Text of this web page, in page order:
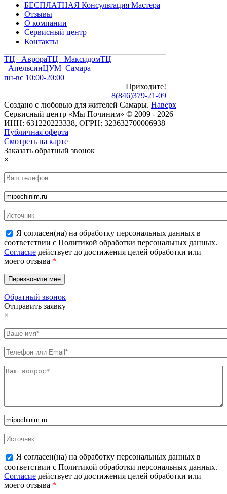
БЕСПЛАТНАЯ Консультация Мастера
Отзывы
О компании
Сервисный центр
Контакты
ТЦ АврораТЦ МаксидомТЦ
АпельсинЦУМ Самара
пн-вс 10:00-20:00
Приходите!
8(846)379-21-09
Создано с любовью для жителей Самары. Наверх
Сервисный центр «Мы Починим» © 2009 - 2026
ИНН: 631220223338, ОГРН: 323632700006938
Публичная оферта
Смотреть на карте
Заказать обратный звонок
×
Я согласен(на) на обработку персональных данных в
соответствии с Политикой обработки персональных данных.
Согласие действует до достижения целей обработки или
моего отзыва *
Обратный звонок
Отправить заявку
×
Я согласен(на) на обработку персональных данных в
соответствии с Политикой обработки персональных данных.
Согласие действует до достижения целей обработки или
моего отзыва *